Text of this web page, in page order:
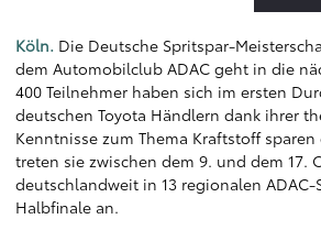
Köln. Die Deutsche Spritspar-
dem Automobilclub ADAC geht in die
400 Teilnehmer haben sich im ersten
deutschen Toyota Händlern dank ihrer
Kenntnisse zum Thema Kraftstoff
treten sie zwischen dem 9. und dem 17.
deutschlandweit in 13 regionalen
Halbfinale an.